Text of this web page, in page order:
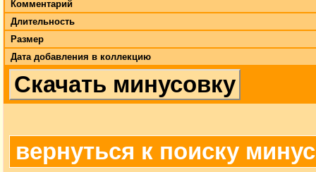
Комментарий
Длительность
Размер
Дата добавления в коллекцию
Скачать минусовку
вернуться к поиску